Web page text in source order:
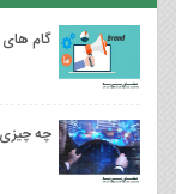
گام های
چه چیزی